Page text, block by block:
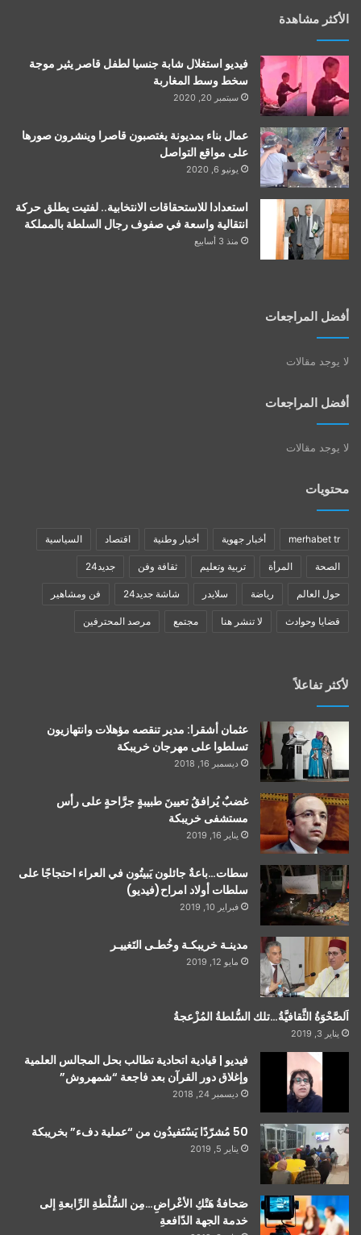
الأكثر مشاهدة
فيديو استغلال شابة جنسيا لطفل قاصر يثير موجة
سخط وسط المغاربة
سبتمبر 20, 2020
عمال بناء بمديونة يغتصبون قاصرا وينشرون صورها
على مواقع التواصل
يونيو 6, 2020
استعدادا للاستحقاقات الانتخابية.. لفتيت يطلق حركة
انتقالية واسعة في صفوف رجال السلطة بالمملكة
منذ 3 أسابيع
أفضل المراجعات
لا يوجد مقالات
أفضل المراجعات
لا يوجد مقالات
محتويات
merhabet tr أخبار جهوية أخبار وطنية اقتصاد السياسية
الصحة المرأة تربية وتعليم ثقافة وفن جديد24
حول العالم رياضة سلايدر شاشة جديد24 فن ومشاهير
قضايا وحوادث لا تنشر هنا مجتمع مرصد المحترفين
لأكثر تفاعلاً
عثمان أشقرا: مدير تنقصه مؤهلات وانتهازيون
تسلطوا على مهرجان خريبكة
ديسمبر 16, 2018
غضبٌ يُرافقُ تعيينَ طبيبةٍ جرَّاحةٍ على رأس
مستشفى خريبكة
يناير 16, 2019
سطات…باعةٌ جائلون يَبيتُون في العراء احتجاجًا على
سلطات أولاد امراح(فيديو)
فبراير 10, 2019
مدينـة خريبكـة وخُطـى التَغييـر
مايو 12, 2019
اَلصَّحْوَةُ الثَّقافيَّةُ…تلك السُّلطةُ المُزْعجةُ
يناير 3, 2019
فيديو | قيادية اتحادية تطالب بحل المجالس العلمية
وإغلاق دور القرآن بعد فاجعة “شمهروش”
ديسمبر 24, 2018
50 مُشرّدًا يَسْتَفيدُون من “عملية دفء” بخريبكة
يناير 5, 2019
صَحافةُ هَتْكِ الأعْراضِ…مِن السُّلْطةِ الرِّابعةِ إلى
خدمة الجهة الدّافعةِ